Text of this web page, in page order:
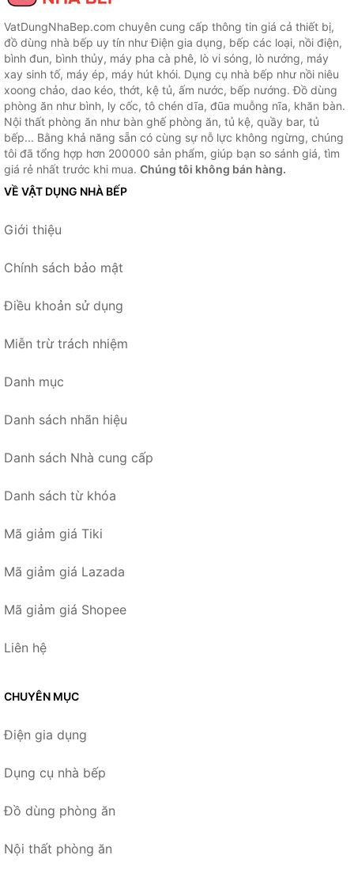
VatDungNhaBep.com chuyên cung cấp thông tin giá cả thiết bị,
đồ dùng nhà bếp uy tín như Điện gia dụng, bếp các loại, nồi điện,
bình đun, bình thủy, máy pha cà phê, lò vi sóng, lò nướng, máy
xay sinh tố, máy ép, máy hút khói. Dụng cụ nhà bếp như nồi niêu
xoong chảo, dao kéo, thớt, kệ tủ, ấm nước, bếp nướng. Đồ dùng
phòng ăn như bình, ly cốc, tô chén dĩa, đũa muỗng nĩa, khăn bàn.
Nội thất phòng ăn như bàn ghế phòng ăn, tủ kệ, quầy bar, tủ
bếp... Bằng khả năng sẵn có cùng sự nỗ lực không ngừng, chúng
tôi đã tổng hợp hơn 200000 sản phẩm, giúp bạn so sánh giá, tìm
giá rẻ nhất trước khi mua. Chúng tôi không bán hàng.
VỀ VẬT DỤNG NHÀ BẾP
Giới thiệu
Chính sách bảo mật
Điều khoản sử dụng
Miễn trừ trách nhiệm
Danh mục
Danh sách nhãn hiệu
Danh sách Nhà cung cấp
Danh sách từ khóa
Mã giảm giá Tiki
Mã giảm giá Lazada
Mã giảm giá Shopee
Liên hệ
CHUYÊN MỤC
Điện gia dụng
Dụng cụ nhà bếp
Đồ dùng phòng ăn
Nội thất phòng ăn